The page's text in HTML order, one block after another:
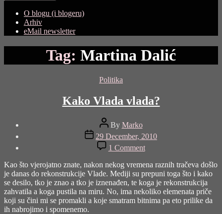
O blogu (i blogeru)
Arhiv
eMail newsletter
Tag: Martina Dalić
Categories
Politika
Kako Vlada vlada?
Post
author
By Marko
Post
date
29 December, 2010
1 Commenton
Kako
Vlada
vlada?
Kao što vjerojatno znate, nakon nekog vremena raznih tračeva došlo
je danas do rekonstrukcije Vlade. Mediji su prepuni toga što i kako
se desilo, tko je znao a tko je iznenađen, te koga je rekonstrukcija
zahvatila a koga pustila na miru. No, ima nekoliko elemenata priče
koji su čini mi se promakli a koje smatram bitnima pa eto prilike da
ih nabrojimo i spomenemo.